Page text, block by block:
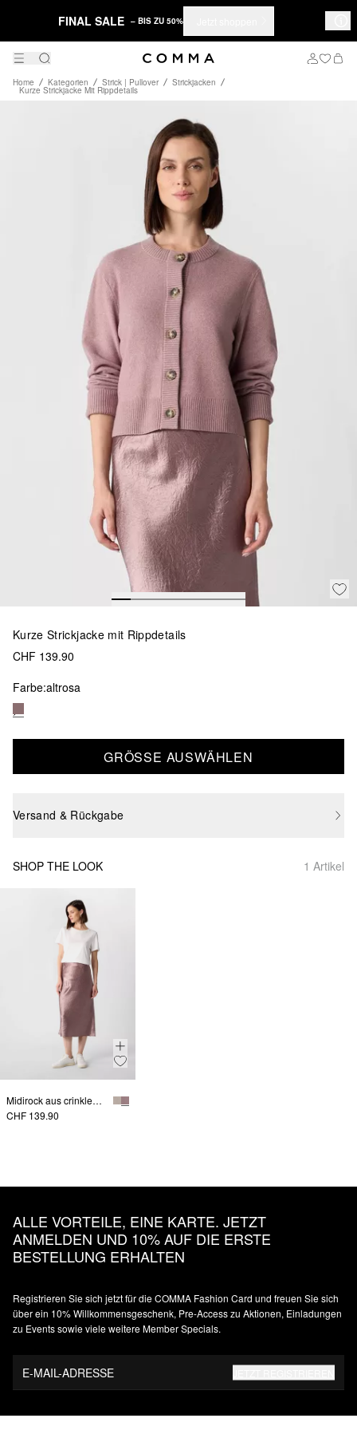
FINAL SALE – BIS ZU 50%
Home Kategorien Strick | Pullover Strickjacken
Kurze Strickjacke Mit Rippdetails
Kurze Strickjacke mit Rippdetails
CHF 139.90
Farbe:altrosa
GRÖSSE AUSWÄHLEN
Versand & Rückgabe
SHOP THE LOOK 1 Artikel
Midirock aus crinkled Satin
CHF 139.90
ALLE VORTEILE, EINE KARTE. JETZT
ANMELDEN UND 10% AUF DIE ERSTE
BESTELLUNG ERHALTEN
Registrieren Sie sich jetzt für die COMMA Fashion Card und freuen Sie sich
über ein 10% Willkommensgeschenk, Pre-Access zu Aktionen, Einladungen
zu Events sowie viele weitere Member Specials.
E-MAIL-ADRESSE